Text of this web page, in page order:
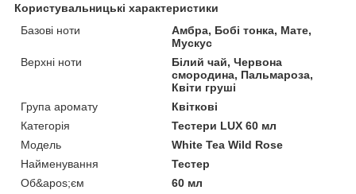
Користувальницькі характеристики
Базові ноти
Амбра, Бобі тонка, Мате,
Мускус
Верхні ноти
Білий чай, Червона
смородина, Пальмароза,
Квіти груші
Група аромату
Квіткові
Категорія
Тестери LUX 60 мл
Мoдель
White Tea Wild Rose
Найменування
Тестер
Об&apos;єм
60 мл